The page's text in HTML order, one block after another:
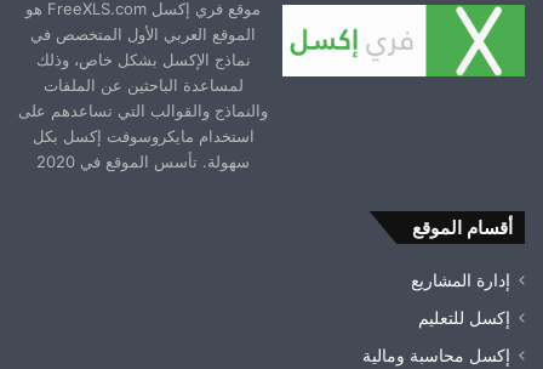
موقع فري إكسل FreeXLS.com هو
الموقع العربي الأول المتخصص في
نماذج الإكسل بشكل خاص، وذلك
لمساعدة الباحثين عن الملفات
والنماذج والقوالب التي تساعدهم على
استخدام مايكروسوفت إكسل بكل
سهولة. تأسس الموقع في 2020
أقسام الموقع
إدارة المشاريع
إكسل للتعليم
إكسل محاسبة ومالية